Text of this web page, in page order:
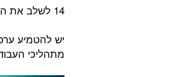
14 לשלב את הערכים בפעולות היומיומיות:
יש להטמיע
מתהליכי